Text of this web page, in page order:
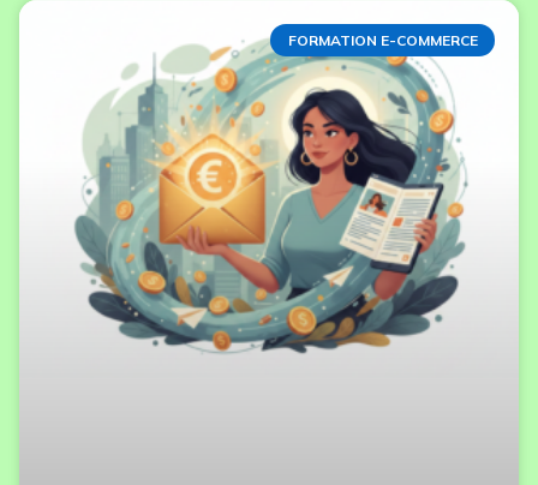
FORMATION E-COMMERCE